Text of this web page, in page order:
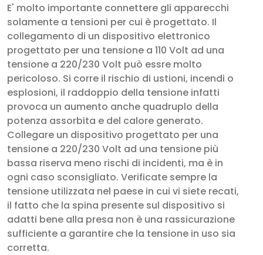
E' molto importante connettere gli apparecchi
solamente a tensioni per cui è progettato. Il
collegamento di un dispositivo elettronico
progettato per una tensione a 110 Volt ad una
tensione a 220/230 Volt può essre molto
pericoloso. Si corre il rischio di ustioni, incendi o
esplosioni, il raddoppio della tensione infatti
provoca un aumento anche quadruplo della
potenza assorbita e del calore generato.
Collegare un dispositivo progettato per una
tensione a 220/230 Volt ad una tensione più
bassa riserva meno rischi di incidenti, ma è in
ogni caso sconsigliato. Verificate sempre la
tensione utilizzata nel paese in cui vi siete recati,
il fatto che la spina presente sul dispositivo si
adatti bene alla presa non è una rassicurazione
sufficiente a garantire che la tensione in uso sia
corretta.